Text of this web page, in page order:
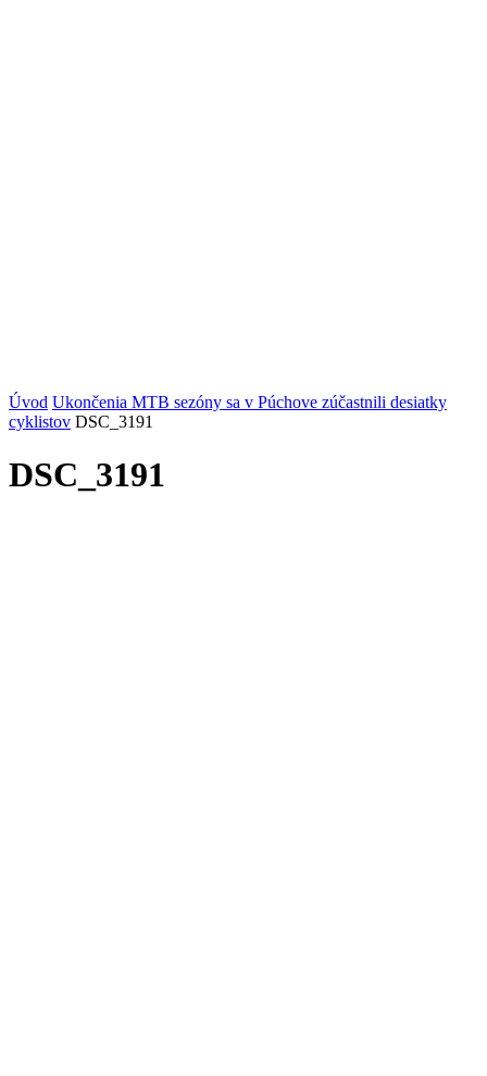
Úvod Ukončenia MTB sezóny sa v Púchove zúčastnili desiatky
cyklistov DSC_3191
DSC_3191